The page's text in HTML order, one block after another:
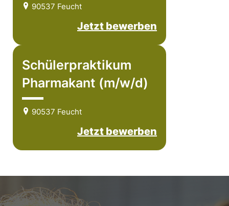
90537 Feucht
Jetzt bewerben
Schülerpraktikum
Pharmakant (m/w/d)
90537 Feucht
Jetzt bewerben